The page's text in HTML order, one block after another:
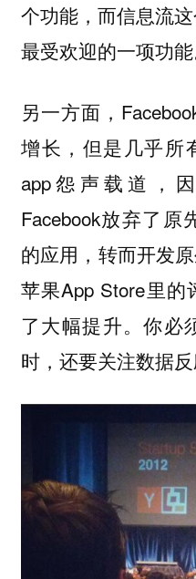
个功能，而信息流
最受欢迎的一项功能
另一方面，
增长，但是几乎所
app怨声载道，
Facebook放弃了原
的应用，转而开发
苹果App Store里
了大幅提升。你必
时，还要关注数据反